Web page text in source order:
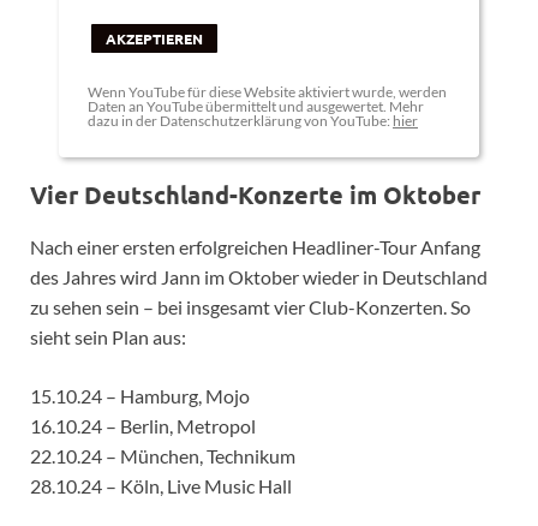
AKZEPTIEREN
Wenn YouTube für diese Website aktiviert wurde, werden
Daten an YouTube übermittelt und ausgewertet. Mehr
dazu in der Datenschutzerklärung von YouTube: hier
Vier Deutschland-Konzerte im Oktober
Nach einer ersten erfolgreichen Headliner-Tour Anfang
des Jahres wird Jann im Oktober wieder in Deutschland
zu sehen sein – bei insgesamt vier Club-Konzerten. So
sieht sein Plan aus:
15.10.24 – Hamburg, Mojo
16.10.24 – Berlin, Metropol
22.10.24 – München, Technikum
28.10.24 – Köln, Live Music Hall